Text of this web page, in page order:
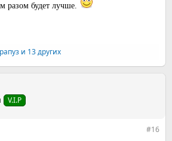
разом будет лучше.
и 13 других
V.I.P
#16